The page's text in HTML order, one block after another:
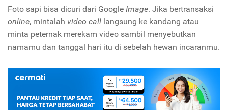
Foto sapi bisa dicuri dari Google Image. Jika bertransaksi
online, mintalah video call langsung ke kandang atau
minta peternak merekam video sambil menyebutkan
namamu dan tanggal hari itu di sebelah hewan incaranmu.